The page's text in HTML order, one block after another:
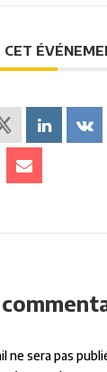
CET
ne sera pas